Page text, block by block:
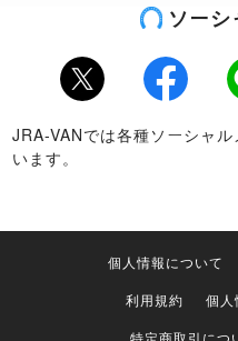
ソー
Twitter Facebook
JRA-VANでは各種ソーシャ
います。
個人情報について
利用規約
個人